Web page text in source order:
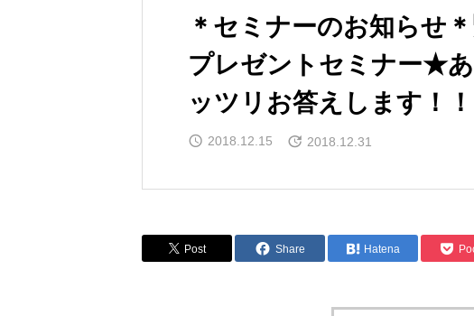
＊セミナーのお知らせ
プレゼントセミナー★
ッツリお答えします！！
2018.12.15 2018.12.31
Post Share Hatena